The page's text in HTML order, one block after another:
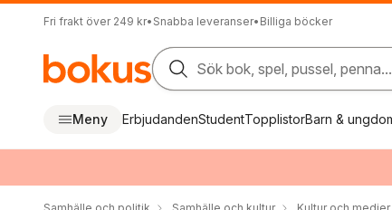
Fri frakt över 249 kr• Snabba leveranser• Billiga böcker
Sök bok, spel, pussel, penna...
Meny ErbjudandenStudentTopplistorBarn &